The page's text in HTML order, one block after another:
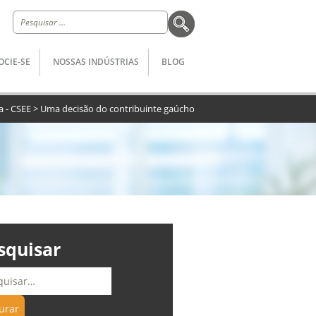
Pesquisar
por:
SE NOSSAS INDÚSTRIAS BLOG
- CSEE> Uma decisão do contribuinte gaúcho